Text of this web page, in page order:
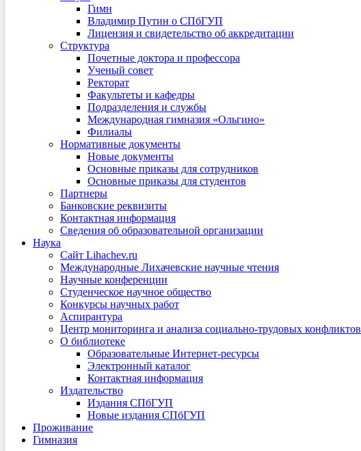
Гимн
Владимир Путин о СПбГУП
Лицензия и свидетельство об аккредитации
Структура
Почетные доктора и профессора
Ученый совет
Ректорат
Факультеты и кафедры
Подразделения и службы
Международная гимназия «Ольгино»
Филиалы
Нормативные документы
Новые документы
Основные приказы для сотрудников
Основные приказы для студентов
Партнеры
Банковские реквизиты
Контактная информация
Сведения об образовательной организации
Наука
Сайт Lihachev.ru
Международные Лихачевские научные чтения
Научные конференции
Студенческое научное общество
Конкурсы научных работ
Аспирантура
Центр мониторинга и анализа социально-трудовых конфликтов
О библиотеке
Образовательные Интернет-ресурсы
Электронный каталог
Контактная информация
Издательство
Издания СПбГУП
Новые издания СПбГУП
Проживание
Гимназия